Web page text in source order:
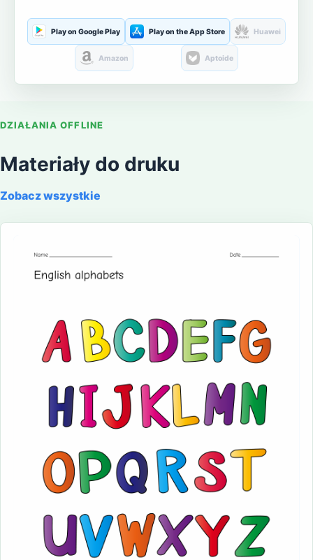
Play on Google Play Play on the App Store Huawei
Amazon Aptoide
DZIAŁANIA OFFLINE
Materiały do druku
Zobacz wszystkie